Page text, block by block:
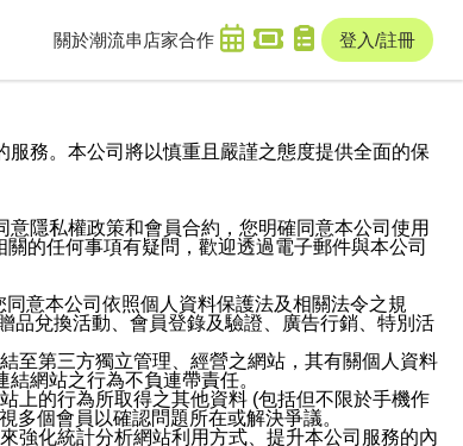
關於潮流串 店家合作 登入/註冊
務。本公司將以慎重且嚴謹之態度提供全面的保
隱私權政策和會員合約，您明確同意本公司使用
的任何事項有疑問，歡迎透過電子郵件與本公司
意本公司依照個人資料保護法及相關法令之規
品兌換活動、會員登錄及驗證、廣告行銷、特別活
至第三方獨立管理、經營之網站，其有關個人資料
網站之行為不負連帶責任。
上的行為所取得之其他資料 (包括但不限於手機作
個會員以確認問題所在或解決爭議。
強化統計分析網站利用方式、提升本公司服務的內